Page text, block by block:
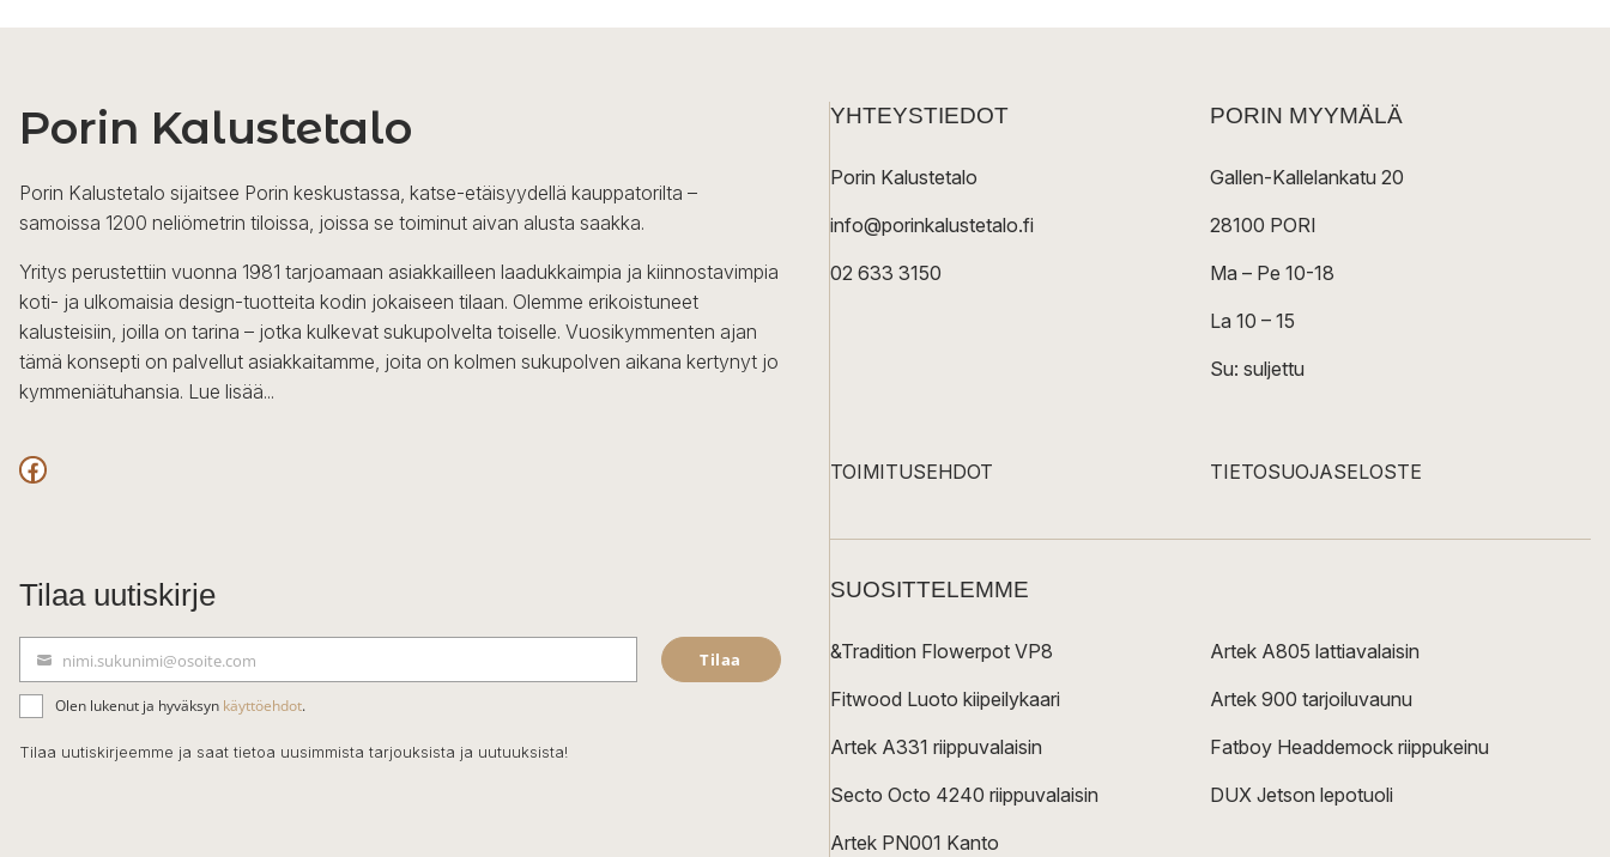
Porin Kalustetalo
Porin Kalustetalo sijaitsee Porin keskustassa, katse-etäisyydellä kauppatorilta –
samoissa 1200 neliömetrin tiloissa, joissa se toiminut aivan alusta saakka.
Yritys perustettiin vuonna 1981 tarjoamaan asiakkailleen laadukkaimpia ja kiinnostavimpia
koti- ja ulkomaisia design-tuotteita kodin jokaiseen tilaan. Olemme erikoistuneet
kalusteisiin, joilla on tarina – jotka kulkevat sukupolvelta toiselle. Vuosikymmenten ajan
tämä konsepti on palvellut asiakkaitamme, joita on kolmen sukupolven aikana kertynyt jo
kymmeniätuhansia. Lue lisää...
Facebook
Tilaa uutiskirje
ä
h
k
nimi.sukunimi@osoite.com Tilaa
Olen lukenut ja hyväksyn käyttöehdot.
Tilaa uutiskirjeemme ja saat tietoa uusimmista tarjouksista ja uutuuksista!
YHTEYSTIEDOT
Porin Kalustetalo
info@porinkalustetalo.fi
02 633 3150
PORIN MYYMÄLÄ
Gallen-Kallelankatu 20
28100 PORI
Ma – Pe 10-18
La 10 – 15
Su: suljettu
TOIMITUSEHDOT TIETOSUOJASELOSTE
SUOSITTELEMME
&Tradition Flowerpot VP8
Fitwood Luoto kiipeilykaari
Artek A331 riippuvalaisin
Secto Octo 4240 riippuvalaisin
Artek PN001 Kanto
Artek A805 lattiavalaisin
Artek 900 tarjoiluvaunu
Fatboy Headdemock riippukeinu
DUX Jetson lepotuoli